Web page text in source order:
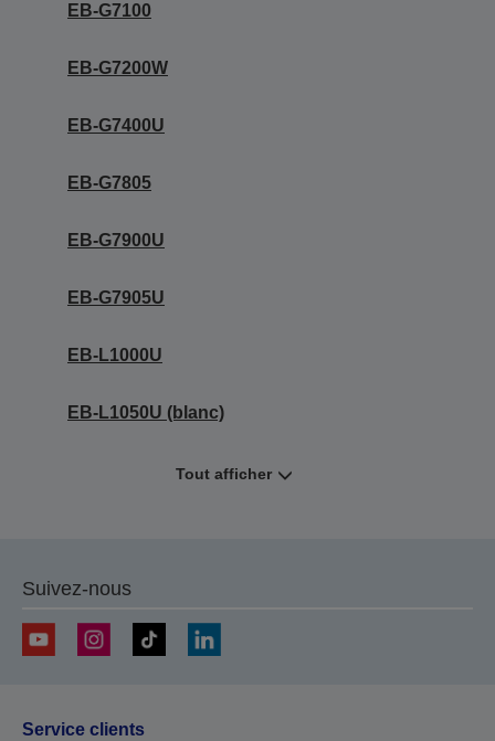
EB-G7100
EB-G7200W
EB-G7400U
EB-G7805
EB-G7900U
EB-G7905U
EB-L1000U
EB-L1050U (blanc)
Tout afficher
Suivez-nous
Service clients